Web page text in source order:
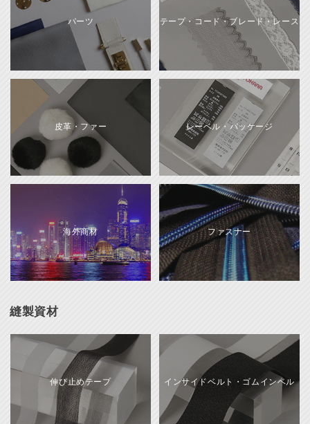
パーツ テープ・コード・ブレード・レース
皮革・ファー レーベル・パッケージ
海外商材 ファスナー
縫製資材
伸び止めテープ インサイドベルト・ゴムインベル